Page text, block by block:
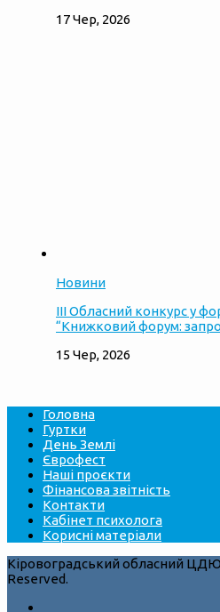
17 Чер, 2026
Новини
ІІІ Обласний конкурс у
“Книжковий форум:
15 Чер, 2026
Головна
Гуртки
День Землі
Єврофест
Наші проєкти
Фінансова звітність
Контакти
Кабінет психолога
Корисні матеріали
Кіровоградський обласний
Reserved.